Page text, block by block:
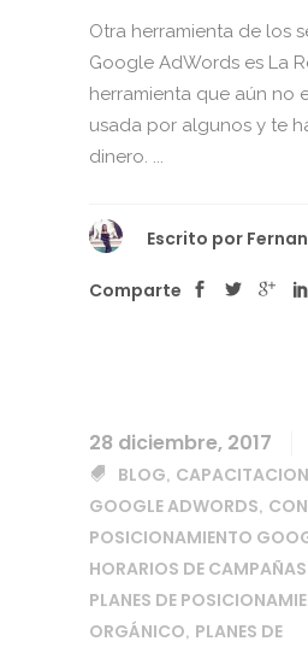
Otra herramienta de los
Google AdWords es La
herramienta que aún no
usada por algunos y te
dinero. ...
Escrito por
Comparte
28 diciembre, 2017
BLOG,
GOOGLE ADWORDS,
POSICIONAMIENTO
HORARIOS DE
PLANES DE
ORGÁNICO, PLANES DE